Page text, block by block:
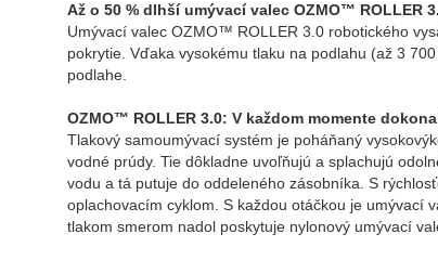
Až o 50 % dlhší umývací valec OZMO™ ROLLER
Umývací valec OZMO™ ROLLER 3.0 robotického
pokrytie. Vďaka vysokému tlaku na podlahu (až 3
podlahe.
OZMO™ ROLLER 3.0: V každom momente
Tlakový samoumývací systém je poháňaný
vodné prúdy. Tie dôkladne uvoľňujú a splachujú
vodu a tá putuje do oddeleného zásobníka. S
oplachovacím cyklom. S každou otáčkou je umývací
tlakom smerom nadol poskytuje nylonový umývací